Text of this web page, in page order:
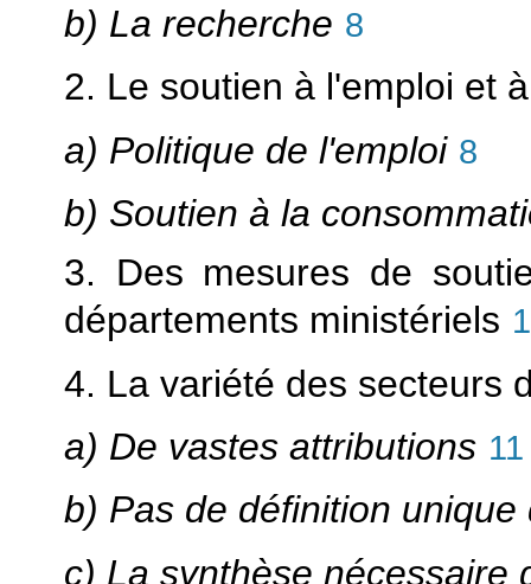
b) La recherche 8
2. Le soutien à l'emploi et
a) Politique de l'emploi 8
b) Soutien à la
3. Des mesures de
départements ministériels
4. La variété des secteurs
a) De vastes attributions 11
b) Pas de définition unique
c) La synthèse nécessaire